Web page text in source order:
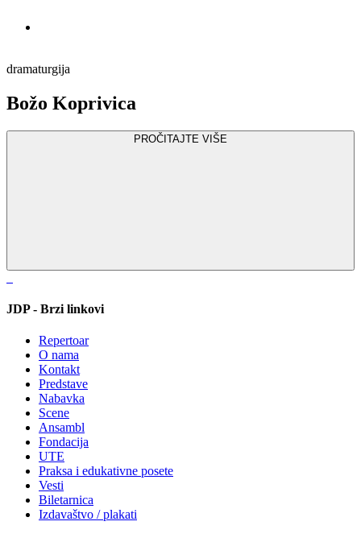
dramaturgija
Božo Koprivica
PROČITAJTE VIŠE
JDP - Brzi linkovi
Repertoar
O nama
Kontakt
Predstave
Nabavka
Scene
Ansambl
Fondacija
UTE
Praksa i edukativne posete
Vesti
Biletarnica
Izdavaštvo / plakati